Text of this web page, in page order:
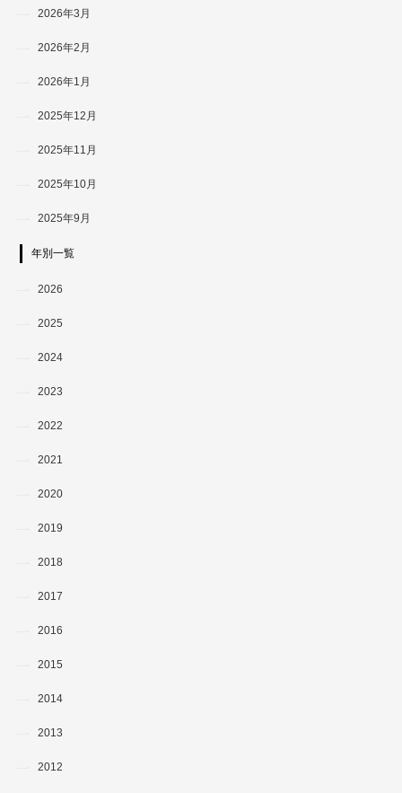
2026年3月
2026年2月
2026年1月
2025年12月
2025年11月
2025年10月
2025年9月
年別一覧
2026
2025
2024
2023
2022
2021
2020
2019
2018
2017
2016
2015
2014
2013
2012